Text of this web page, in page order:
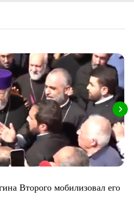
Второго мобилизовал его